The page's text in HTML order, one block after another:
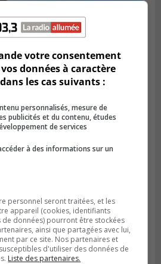
vont participer
de l’hôpital Charles-
votre consentement
données à caractère
les cas suivants :
personnalisés, mesure de
publicités et du contenu, études
de services
à des informations sur un
personnel seront traitées, et les
appareil (cookies, identifiants
de données) pourront être stockées
ainsi que partagées avec lui,
par ce site. Nos partenaires et
d'utiliser des données de
Liste des partenaires.